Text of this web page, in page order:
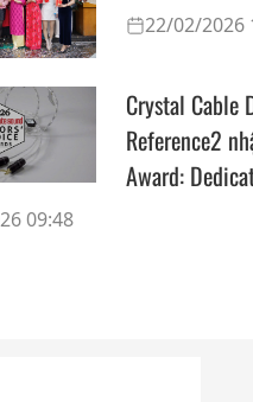
22/02/2026
Crystal Cable
Reference2
Award:
09:48